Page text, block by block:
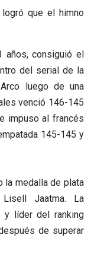
que el himno
años, consiguió el
del serial de la
luego de una
venció 146-145
impuso al francés
145-145 y
la medalla de plata
Jaatma. La
y líder del ranking
de superar